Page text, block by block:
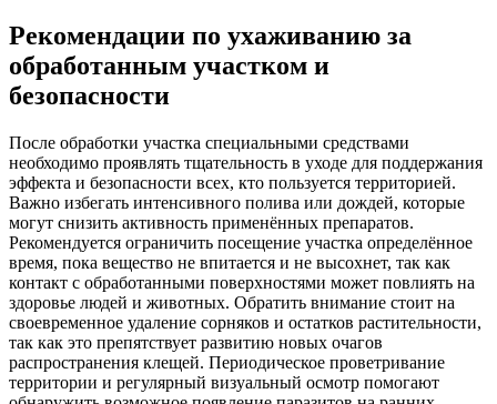
Рекомендации по ухаживанию за
обработанным участком и
безопасности
После обработки участка специальными средствами
необходимо проявлять тщательность в уходе для поддержания
эффекта и безопасности всех, кто пользуется территорией.
Важно избегать интенсивного полива или дождей, которые
могут снизить активность применённых препаратов.
Рекомендуется ограничить посещение участка определённое
время, пока вещество не впитается и не высохнет, так как
контакт с обработанными поверхностями может повлиять на
здоровье людей и животных. Обратить внимание стоит на
своевременное удаление сорняков и остатков растительности,
так как это препятствует развитию новых очагов
распространения клещей. Периодическое проветривание
территории и регулярный визуальный осмотр помогают